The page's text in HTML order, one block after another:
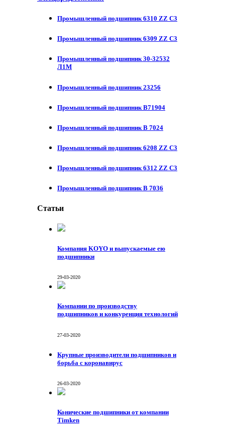
Промышленный подшипник 6310 ZZ C3
Промышленный подшипник 6309 ZZ C3
Промышленный подшипник 30-32532
Л1М
Промышленный подшипник 23256
Промышленный подшипник В71904
Промышленный подшипник В 7024
Промышленный подшипник 6208 ZZ C3
Промышленный подшипник 6312 ZZ C3
Промышленный подшипник В 7036
Статьи
Компания KOYO и выпускаемые ею
подшипники
29-03-2020
Компании по производству
подшипников и конкуренция технологий
27-03-2020
Крупные производители подшипников и
борьба с коронавирус
26-03-2020
Конические подшипники от компании
Тimken